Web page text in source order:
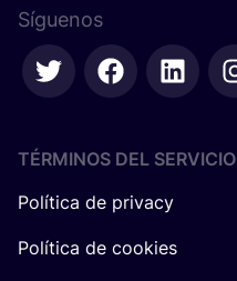
Síguenos
TÉRMINOS DEL SERVICIO
Política de privacy
Política de cookies